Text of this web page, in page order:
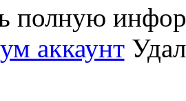
полную
аккаунт